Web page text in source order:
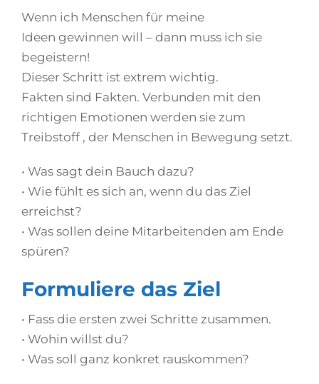
Wenn ich Menschen für meine
Ideen gewinnen will – dann muss ich sie
begeistern!
Dieser Schritt ist extrem wichtig.
Fakten sind Fakten. Verbunden mit den
richtigen Emotionen werden sie zum
Treibstoff , der Menschen in Bewegung setzt.
• Was sagt dein Bauch dazu?
• Wie fühlt es sich an, wenn du das Ziel
erreichst?
• Was sollen deine Mitarbeitenden am Ende
spüren?
Formuliere das Ziel
• Fass die ersten zwei Schritte zusammen.
• Wohin willst du?
• Was soll ganz konkret rauskommen?